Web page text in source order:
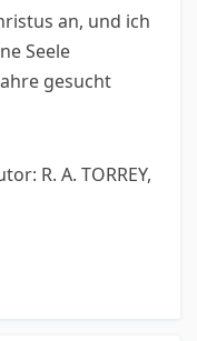
an, und ich
Seele
gesucht
R. A. TORREY,